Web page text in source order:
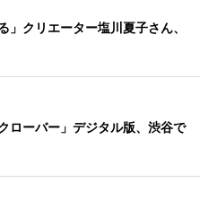
」クリエーター塩川夏子さん、
ローバー」デジタル版、渋谷で